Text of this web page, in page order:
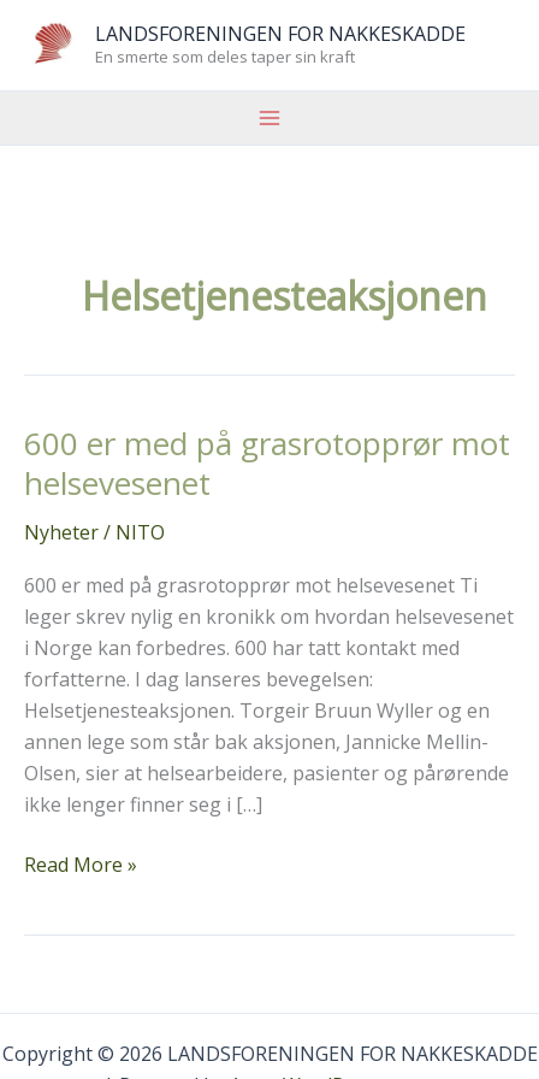
LANDSFORENINGEN FOR NAKKESKADDE
En smerte som deles taper sin kraft
Helsetjenesteaksjonen
600 er med på grasrotopprør mot
helsevesenet
Nyheter/ NITO
600 er med på grasrotopprør mot helsevesenet Ti
leger skrev nylig en kronikk om hvordan helsevesenet
i Norge kan forbedres. 600 har tatt kontakt med
forfatterne. I dag lanseres bevegelsen:
Helsetjenesteaksjonen. Torgeir Bruun Wyller og en
annen lege som står bak aksjonen, Jannicke Mellin-
Olsen, sier at helsearbeidere, pasienter og pårørende
ikke lenger finner seg i […]
600
mot
helsevesenet
Read More »
Copyright © 2026 LANDSFORENINGEN FOR NAKKESKADDE